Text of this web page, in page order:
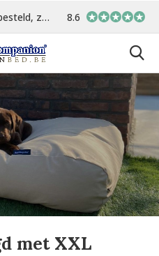
verstuurd Gratis verzending
8.6
met XXL